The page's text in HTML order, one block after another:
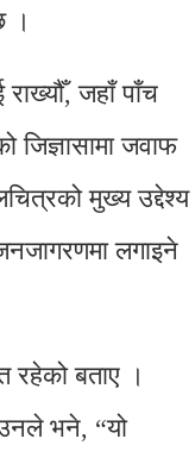
।
जहाँ पाँच
जवाफ
मुख्य उद्देश्य
लगाइने
रहेको बताए ।
भने, “यो